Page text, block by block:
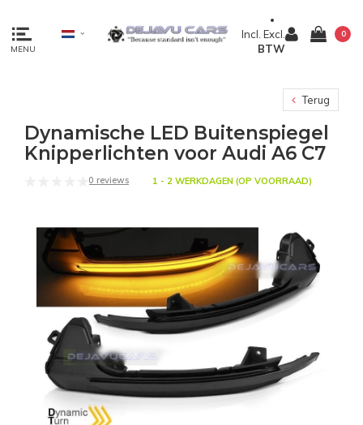
MENU
Incl. Excl.
BTW
0
Terug
Dynamische LED Buitenspiegel
Knipperlichten voor Audi A6 C7
0 reviews 1 - 2 WERKDAGEN (OP VOORRAAD)